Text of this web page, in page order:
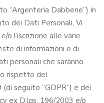
“Argenteria Dabbene”) in
dei Dati Personali, Vi
o l’iscrizione alle varie
di informazioni o di
personali che saranno
rispetto del
seguito “GDPR”) e dei
ex D.lgs. 196/2003 e/o